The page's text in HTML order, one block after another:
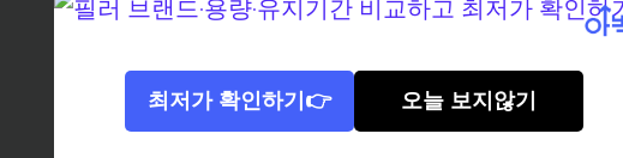
난이도/티: 중간 / 티 적음(레이어링
용량 가이드: 1cc 시작 → 필요 시
최저가 확인하기👉 오늘 보지않기